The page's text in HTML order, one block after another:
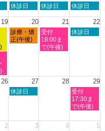
月
木
8
月
13th
休診日
金
8
月
14th
2026
休診日
土
8
月
休診日
19 20 21 22
木
曜
2026
診療・矯
正(午後)
金
曜
日,
2026
受付
18:00ま
で(午後)
土
2026
休診日
26 27 28 29
木
月
休診日
土
曜
日,
月
受付
17:30ま
で(午後)
2 3 4 5